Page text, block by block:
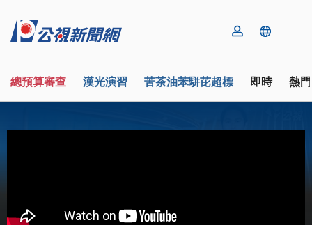
總預算審查 漢光演習 苦茶油苯駢芘超標 即時 熱